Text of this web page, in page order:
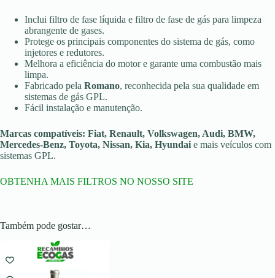
Inclui filtro de fase líquida e filtro de fase de gás para limpeza
abrangente de gases.
Protege os principais componentes do sistema de gás, como
injetores e redutores.
Melhora a eficiência do motor e garante uma combustão mais
limpa.
Fabricado pela Romano, reconhecida pela sua qualidade em
sistemas de gás GPL.
Fácil instalação e manutenção.
Marcas compatíveis: Fiat, Renault, Volkswagen, Audi, BMW,
Mercedes-Benz, Toyota, Nissan, Kia, Hyundai e mais veículos com
sistemas GPL.
OBTENHA MAIS FILTROS NO NOSSO SITE
Também pode gostar…